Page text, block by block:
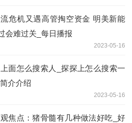
危机又遇高管掏空资金 明美新能
会难过关_每日播报
2023-05-16
面怎么搜索人_探探上怎么搜索一
介介绍
2023-05-16
焦点：猪骨髓有几种做法好吃_好